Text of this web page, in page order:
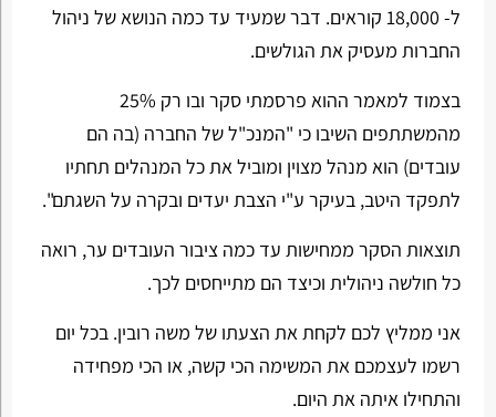
ל- 18,000 קוראים. דבר שמעיד עד כמה הנושא של ניהול
החברות מעסיק את הגולשים.
בצמוד למאמר ההוא פרסמתי סקר ובו רק 25%
מהמשתתפים השיבו כי "המנכ"ל של החברה (בה הם
עובדים) הוא מנהל מצוין ומוביל את כל המנהלים תחתיו
לתפקד היטב, בעיקר ע"י הצבת יעדים ובקרה על השגתם".
תוצאות הסקר ממחישות עד כמה ציבור העובדים ער, רואה
כל חולשה ניהולית וכיצד הם מתייחסים לכך.
אני ממליץ לכם לקחת את הצעתו של משה רובין. בכל יום
רשמו לעצמכם את המשימה הכי קשה, או הכי מפחידה
והתחילו איתה את היום.